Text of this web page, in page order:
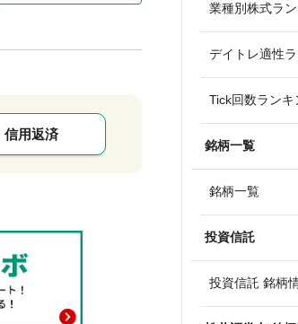
信用返済
業種別株式ラ
デイトレ適性
Tick回数ランキ
銘柄一覧
銘柄一覧
投資信託
投資信託 銘柄